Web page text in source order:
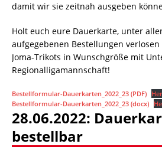
damit wir sie zeitnah ausgeben
Holt euch eure Dauerkarte, unter
aufgegebenen Bestellungen
Joma-Trikots in Wunschgröße mit
Regionalligamannschaft!
Bestellformular-Dauerkarten_2022_23 (PDF)
Bestellformular-Dauerkarten_2022_23 (docx)
28.06.2022:
bestellbar